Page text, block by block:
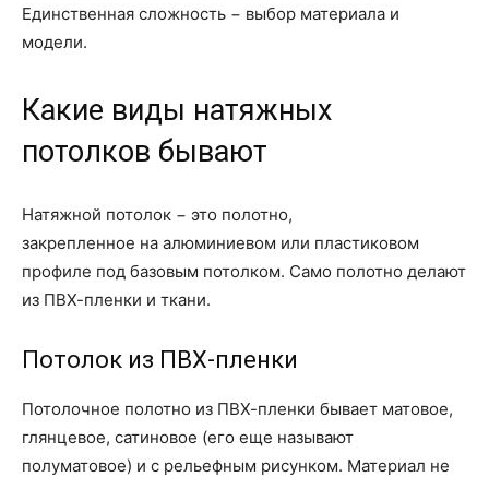
Единственная сложность − выбор материала и
модели.
Какие виды натяжных
потолков бывают
Натяжной потолок − это полотно,
закрепленное на алюминиевом или пластиковом
профиле под базовым потолком. Само полотно делают
из ПВХ-пленки и ткани.
Потолок из ПВХ-пленки
Потолочное полотно из ПВХ-пленки бывает матовое,
глянцевое, сатиновое (его еще называют
полуматовое) и с рельефным рисунком. Материал не